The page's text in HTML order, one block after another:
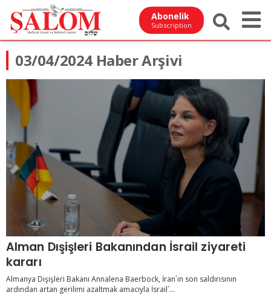
Abonelik
Subscription
03/04/2024 Haber Arşivi
Alman Dışişleri Bakanından İsrail ziyareti
kararı
Almanya Dışişleri Bakanı Annalena Baerbock, İran´ın son saldırısının
ardından artan gerilimi azaltmak amacıyla İsrail´...